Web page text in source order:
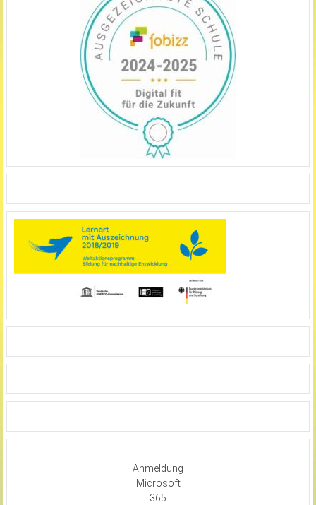
Anmeldung
Microsoft
365